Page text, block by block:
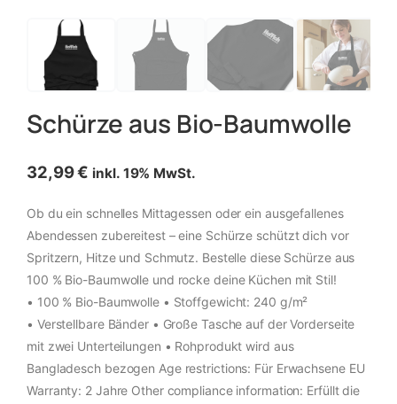
Schürze aus Bio-Baumwolle
32,99€ inkl. 19% MwSt.
Ob du ein schnelles Mittagessen oder ein ausgefallenes
Abendessen zubereitest – eine Schürze schützt dich vor
Spritzern, Hitze und Schmutz. Bestelle diese Schürze aus
100 % Bio-Baumwolle und rocke deine Küchen mit Stil!
• 100 % Bio-Baumwolle • Stoffgewicht: 240 g/m²
• Verstellbare Bänder • Große Tasche auf der Vorderseite
mit zwei Unterteilungen • Rohprodukt wird aus
Bangladesch bezogen Age restrictions: Für Erwachsene EU
Warranty: 2 Jahre Other compliance information: Erfüllt die